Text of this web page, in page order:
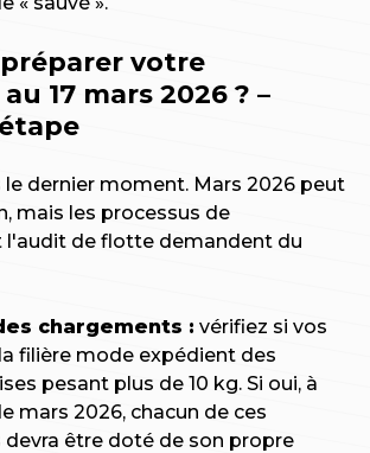
votre
17 mars 2026 ? –
dernier moment. Mars 2026 peut
mais les processus de
l'audit de flotte demandent du
chargements : vérifiez si vos
filière mode expédient des
pesant plus de 10 kg. Si oui, à
mars 2026, chacun de ces
être doté de son propre